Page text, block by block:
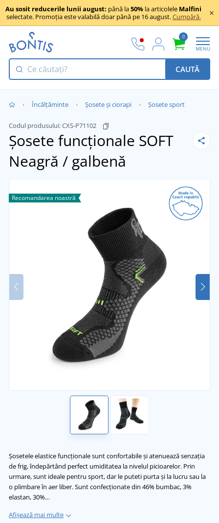
Au sosit reducerile lunii august: până la50% la articolele Malfini
selectate. Promoția este valabilă doar până pe 16 august.Cumpără.
0
MENU
CAUTĂ
Încălţăminte Șosete și ciorapi Șosete sport
Codul produsului:CXS-P71102
Șosete funcționale SOFT
Neagră / galbenă
Recomandarea noastră
Șosetele elastice funcționale sunt confortabile și atenuează senzația
de frig, îndepărtând perfect umiditatea la nivelul picioarelor. Prin
urmare, sunt ideale pentru sport, dar le puteti purta și la lucru sau la
o plimbare în aer liber. Sunt confecționate din 46% bumbac, 3%
elastan, 30%…
Afișează mai multe